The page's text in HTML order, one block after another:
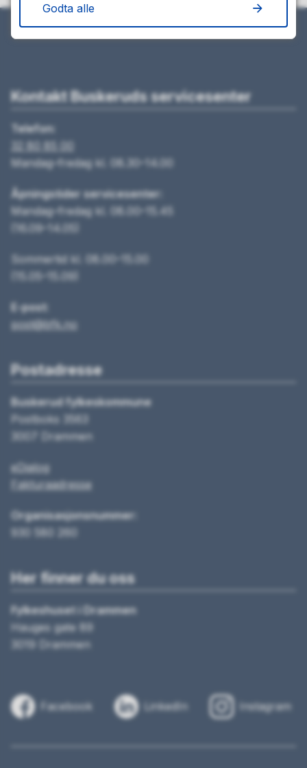
Kontakt Buskeruds servicesenter
Telefon:
32 80 85 00
Mandag–fredag kl. 08.30–14.00
Åpningstider servicesenter:
Mandag–fredag kl. 08.00–15.45
(16.09–14.05)
Sommertid kl. 08.00–15.00
(15.05–15.09)
E-post:
post@bfk.no
Postadresse
Buskerud fylkeskommune
Postboks 3563
3007 Drammen
eDialog
Fakturaadresse
Organisasjonsnummer:
930 580 260
Her finner du oss
Fylkeshuset i Drammen
Hauges gate 89
3019 Drammen
Facebook LinkedIn Instagram
Godta alle